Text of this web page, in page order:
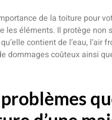
de la toiture pour
les éléments. Il protège non
contient de l’eau, l’air
dommages coûteux ainsi